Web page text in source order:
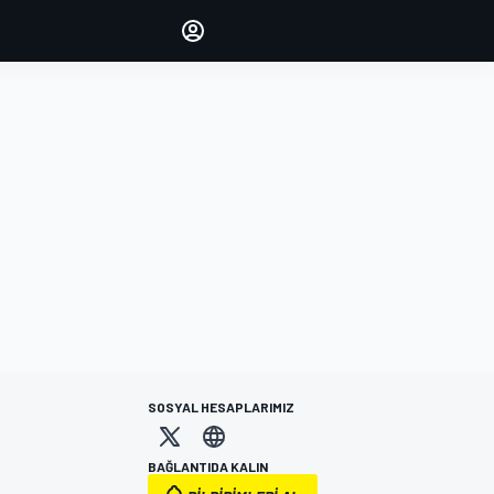
SOSYAL HESAPLARIMIZ
BAĞLANTIDA KALIN